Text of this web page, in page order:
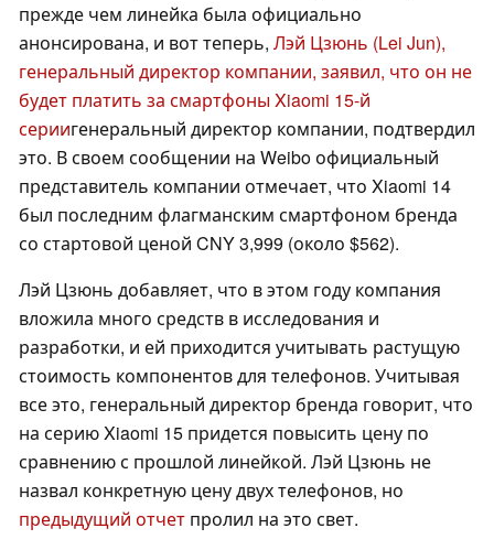
прежде чем линейка была официально
анонсирована, и вот теперь, Лэй Цзюнь (Lei Jun),
генеральный директор компании, заявил, что он не
будет платить за смартфоны Xiaomi 15-й
сериигенеральный директор компании, подтвердил
это. В своем сообщении на Weibo официальный
представитель компании отмечает, что Xiaomi 14
был последним флагманским смартфоном бренда
со стартовой ценой CNY 3,999 (около $562).
Лэй Цзюнь добавляет, что в этом году компания
вложила много средств в исследования и
разработки, и ей приходится учитывать растущую
стоимость компонентов для телефонов. Учитывая
все это, генеральный директор бренда говорит, что
на серию Xiaomi 15 придется повысить цену по
сравнению с прошлой линейкой. Лэй Цзюнь не
назвал конкретную цену двух телефонов, но
предыдущий отчет пролил на это свет.